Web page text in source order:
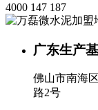
4000 147 187
广东生产
佛山市南海
路2号